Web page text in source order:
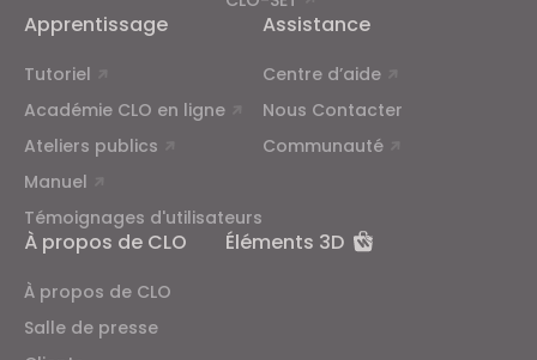
Apprentissage
Tutoriel
Académie CLO en ligne
Ateliers publics
Manuel
Témoignages d'utilisateurs
Assistance
Centre d’aide
Nous Contacter
Communauté
À propos de CLO
À propos de CLO
Salle de presse
Éléments 3D